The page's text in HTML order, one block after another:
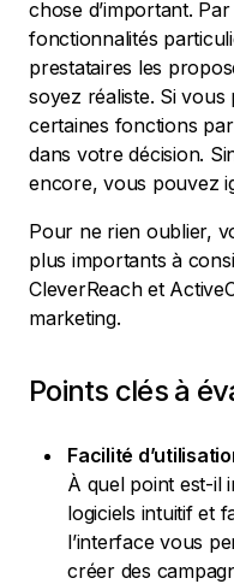
chose d’important.
fonctionnalités
prestataires les
soyez réaliste. Si
certaines fonctions
dans votre décision.
encore, vous pouvez
Pour ne rien oublier,
plus importants à
CleverReach et
marketing.
Points clés à
Facilité
À quel point est-il
logiciels intuitif et
l’interface vous
créer des